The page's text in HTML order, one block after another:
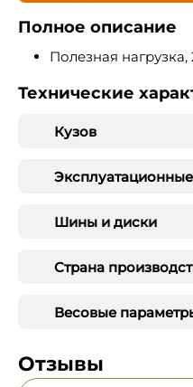
Полное описание
Полезная нагрузка,
Технические
Кузов
Шины и диски
Страна
Весовые
Отзывы